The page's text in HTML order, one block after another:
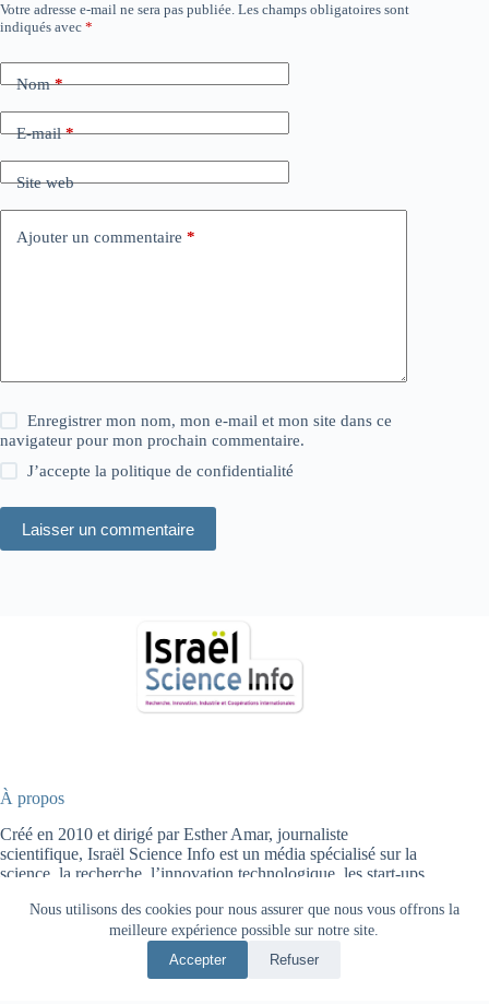
Nous utilisons des cookies pour nous assurer que nous vous offrons la
meilleure expérience possible sur notre site.
Accepter
Refuser
Votre adresse e-mail ne sera pas publiée. Les champs obligatoires sont
indiqués avec *
Nom*
E-mail*
Site web
Ajouter un commentaire *
Enregistrer mon nom, mon e-mail et mon site dans ce
navigateur pour mon prochain commentaire.
J’accepte lapolitique de confidentialité
Laisser un commentaire
À propos
Créé en 2010 et dirigé par Esther Amar, journaliste
scientifique, Israël Science Info est un média spécialisé sur la
science, la recherche, l’innovation technologique, les start-ups,
ACCUEIL